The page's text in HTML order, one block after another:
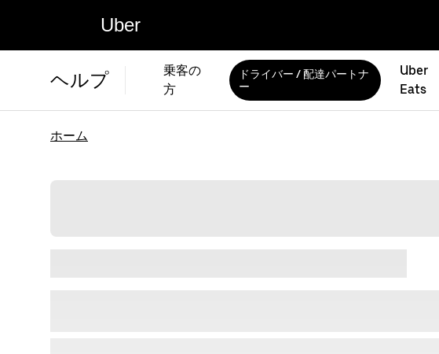
Uber
ヘルプ
乗客の
方
ドライバー / 配達パートナ
ー
Uber
Eats
ホーム